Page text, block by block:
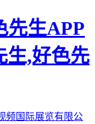
先生APP
生,好色先
频国际展览有限公